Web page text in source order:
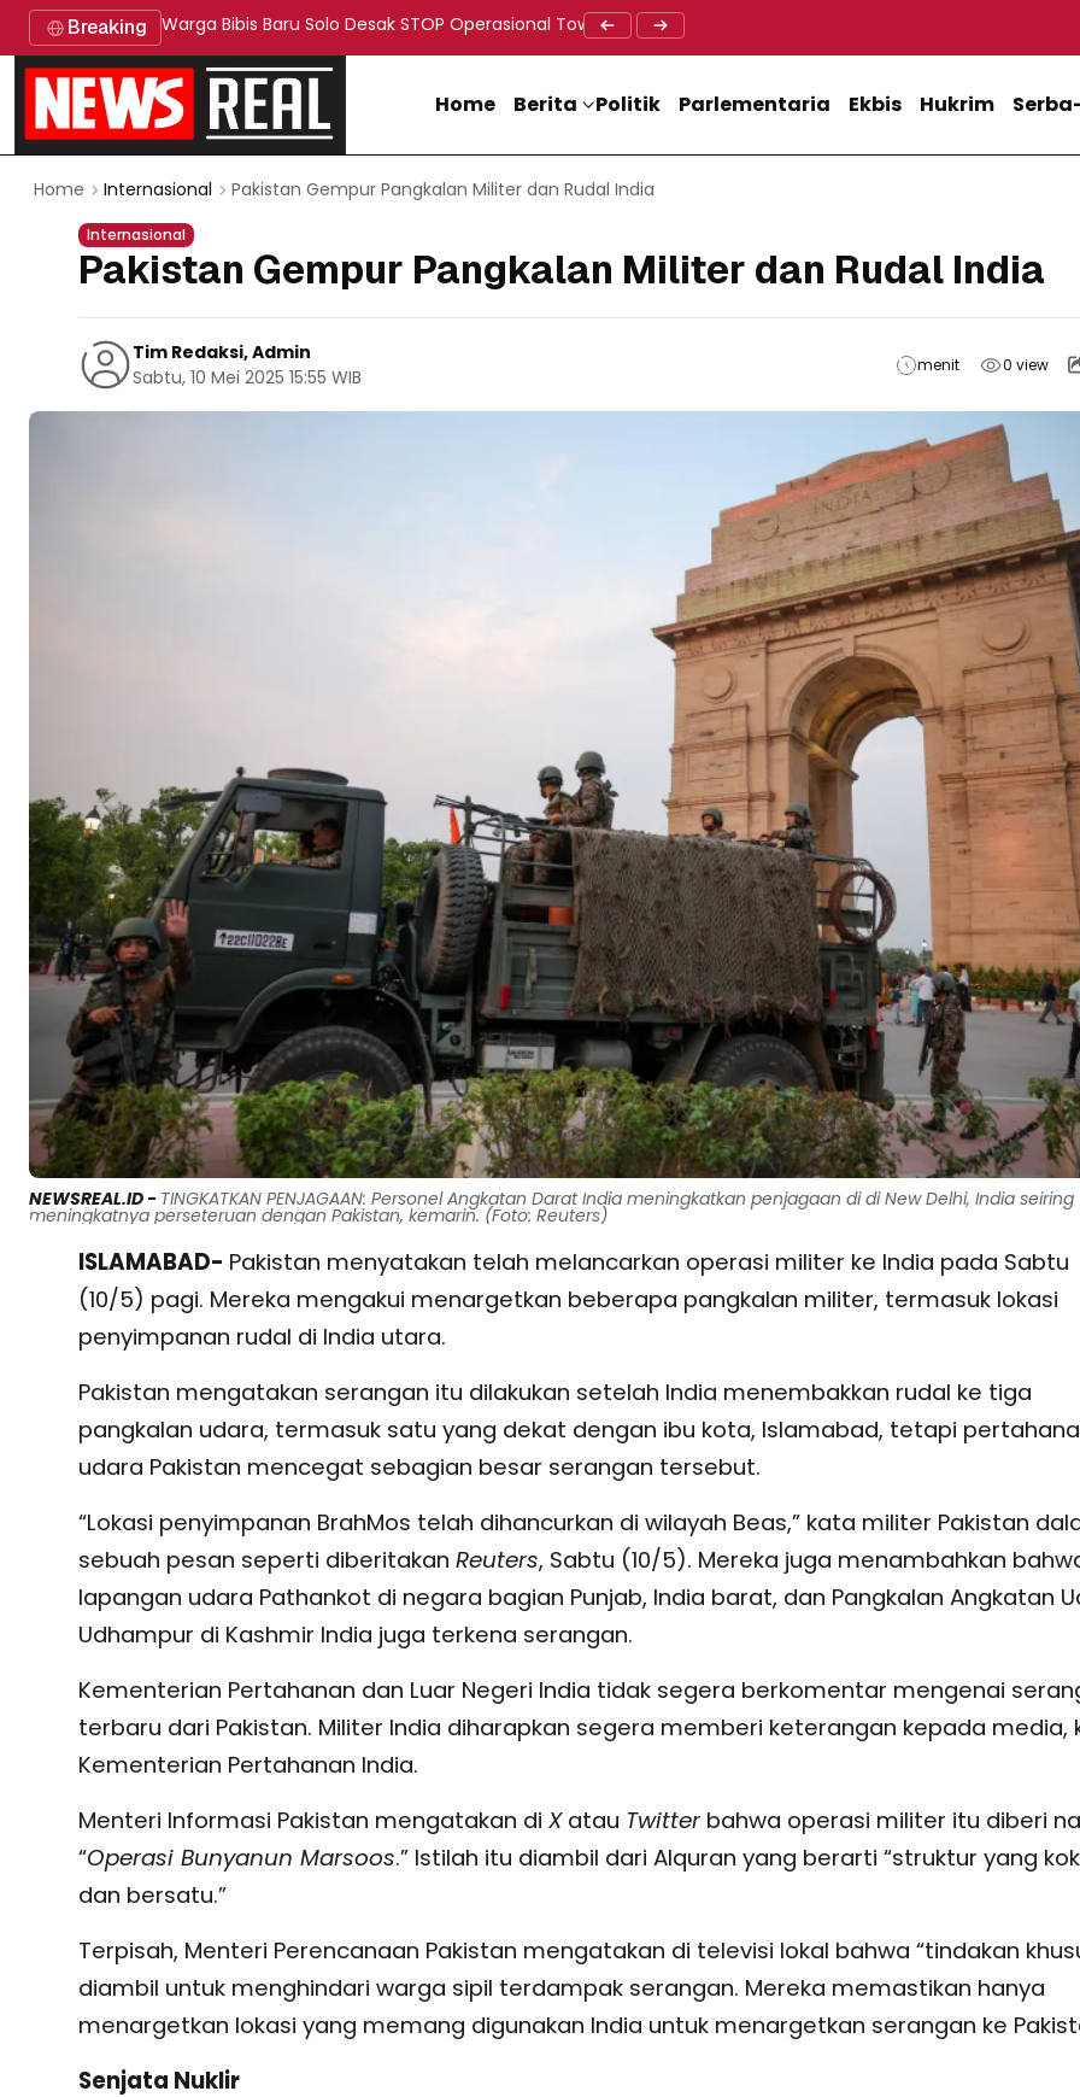
Breaking Warga Bibis Baru Solo Desak STOP Operasional Tower BTS, Diwa : Nyawa dan Keselamatan Warga Lebih
Doa Lintas Agama Perkuat Semangat Persatuan Jelang
Home Berita Politik Parlementaria Ekbis Hukrim
Home Internasional Pakistan Gempur Pangkalan Militer dan Rudal India
Internasional
Pakistan Gempur Pangkalan Militer dan Rudal India
Tim Redaksi, Admin
Sabtu, 10 Mei 2025 15:55 WIB
menit 0view
NEWSREAL.ID - TINGKATKAN PENJAGAAN: Personel Angkatan Darat India meningkatkan penjagaan di di New Delhi, India seiring
meningkatnya perseteruan dengan Pakistan, kemarin. (Foto: Reuters)
ISLAMABAD- Pakistan menyatakan telah melancarkan operasi militer ke India pada Sabtu
(10/5) pagi. Mereka mengakui menargetkan beberapa pangkalan militer, termasuk lokasi
penyimpanan rudal di India utara.
Pakistan mengatakan serangan itu dilakukan setelah India menembakkan rudal ke tiga
pangkalan udara, termasuk satu yang dekat dengan ibu kota, Islamabad, tetapi
udara Pakistan mencegat sebagian besar serangan tersebut.
“Lokasi penyimpanan BrahMos telah dihancurkan di wilayah Beas,” kata militer Pakistan
sebuah pesan seperti diberitakan Reuters, Sabtu (10/5). Mereka juga menambahkan
lapangan udara Pathankot di negara bagian Punjab, India barat, dan Pangkalan Angkatan
Udhampur di Kashmir India juga terkena serangan.
Kementerian Pertahanan dan Luar Negeri India tidak segera berkomentar mengenai
terbaru dari Pakistan. Militer India diharapkan segera memberi keterangan kepada media,
Kementerian Pertahanan India.
Menteri Informasi Pakistan mengatakan di Xatau Twitterbahwa operasi militer itu diberi
“Operasi Bunyanun Marsoos.” Istilah itu diambil dari Alquran yang berarti “struktur yang
dan bersatu.”
Terpisah, Menteri Perencanaan Pakistan mengatakan di televisi lokal bahwa “tindakan
diambil untuk menghindari warga sipil terdampak serangan. Mereka memastikan hanya
menargetkan lokasi yang memang digunakan India untuk menargetkan serangan ke
Senjata Nuklir